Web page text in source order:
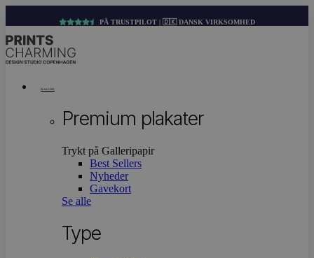
PÅ TRUSTPILOT | 🇩🇰 DANSK VIRKSOMHED
Menu
PLAKATER
Premium plakater
Trykt på Galleripapir
Best Sellers
Nyheder
Gavekort
Se alle
Type